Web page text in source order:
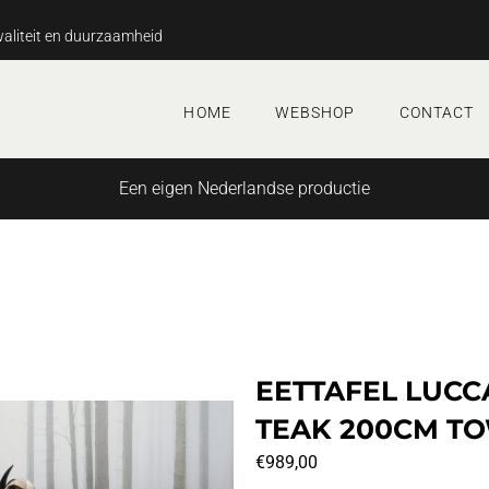
en duurzaamheid
HOME WEBSHOP CONTACT
Een eigen Nederlandse productie
EETTAFEL
TEAK 200CM
€989,00